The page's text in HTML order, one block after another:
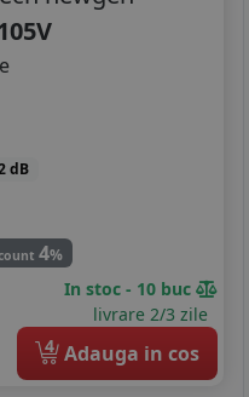
dB
4%
In stoc - 10 buc
livrare 2/3 zile
4 Adauga in cos